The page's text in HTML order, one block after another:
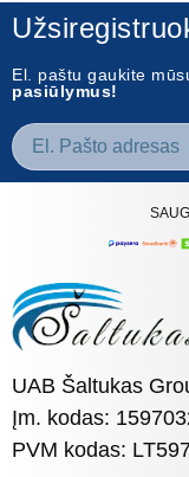
El. paštu gaukite
pasiūlymus!
UAB Šaltukas
Įm. kodas:
PVM kodas: